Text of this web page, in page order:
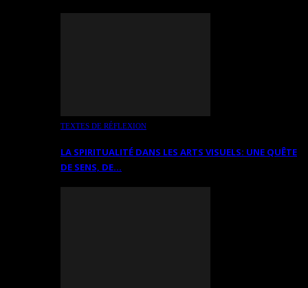
TEXTES DE RÉFLEXION
LA SPIRITUALITÉ DANS LES ARTS VISUELS: UNE QUÊTE
DE SENS, DE…